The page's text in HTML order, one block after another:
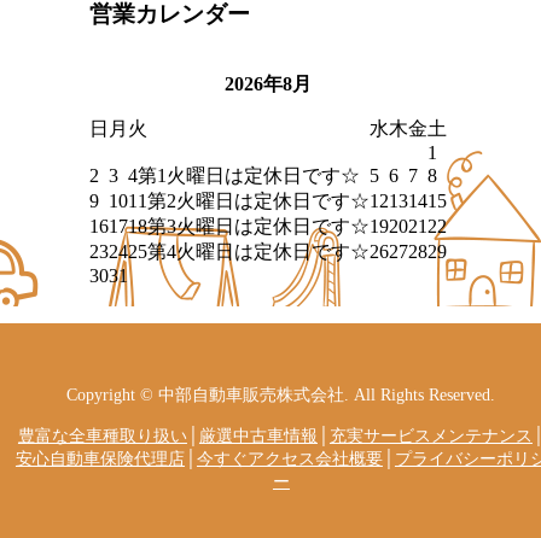
営業カレンダー
2026年8月
日 月 火 水木金土
1
2 3 4第1火曜日は定休日です☆ 5 6 7 8
9 1011第2火曜日は定休日です☆12131415
161718第3火曜日は定休日です☆192021 22
232425第4火曜日は定休日です☆26272829
3031
Copyright © 中部自動車販売株式会社. All Rights Reserved.
豊富な全車種取り扱い│ 厳選中古車情報 充実サービスメンテナンス
安心自動車保険代理店│ 今すぐアクセス会社概要│ プライバシーポリ
ー